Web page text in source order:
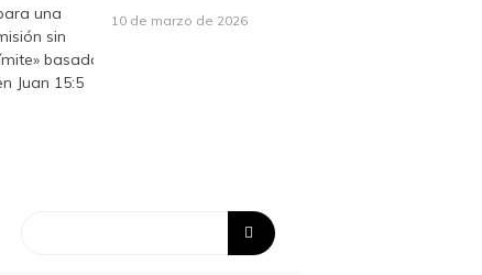
10 de marzo de 2026